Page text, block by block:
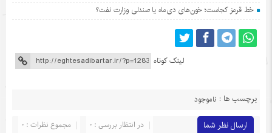
خط قرمز کجاست؛ خون‌های دی‌ماه یا صندلی وزارت نفت؟
لینک کوتاه
برچسب ها : ناموجود
ارسال نظر شما مجموع نظرات : 0
در انتظار بررسی : 0